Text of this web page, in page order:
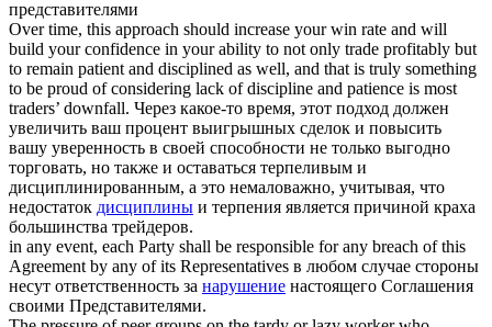
представителями
Over time, this approach should increase your win rate and will
build your confidence in your ability to not only trade profitably but
to remain patient and disciplined as well, and that is truly something
to be proud of considering lack of discipline and patience is most
traders’ downfall. Через какое-то время, этот подход должен
увеличить ваш процент выигрышных сделок и повысить
вашу уверенность в своей способности не только выгодно
торговать, но также и оставаться терпеливым и
дисциплинированным, а это немаловажно, учитывая, что
недостаток дисциплины и терпения является причиной краха
большинства трейдеров.
in any event, each Party shall be responsible for any breach ofthis
Agreement by any of its Representatives в любом случае стороны
несут ответственность за нарушение настоящего Соглашения
своими Представителями.